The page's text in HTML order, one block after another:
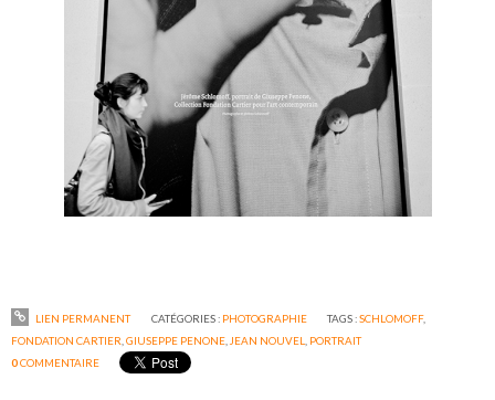
LIEN PERMANENT CATÉGORIES : PHOTOGRAPHIE TAGS :SCHLOMOFF,
FONDATION CARTIER ,GIUSEPPE PENONE JEAN NOUVEL
PORTRAIT
0COMMENTAIRE